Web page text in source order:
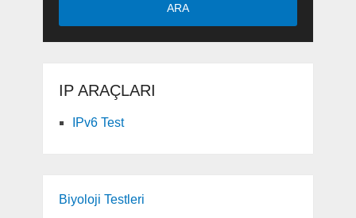
ARA
IP ARAÇLARI
IPv6 Test
Biyoloji Testleri